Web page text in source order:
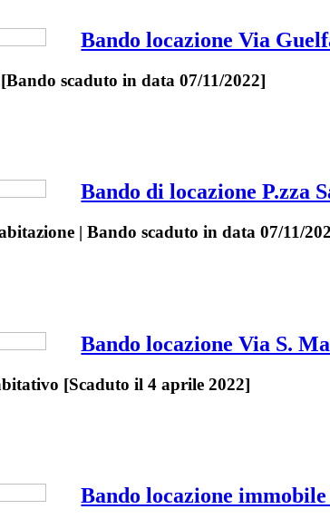
Bando locazione Via
scaduto in data 07/11/2022]
Bando di locazione P.zza
| Bando scaduto in data 07/11/
Bando locazione Via S.
[Scaduto il 4 aprile 2022]
Bando locazione